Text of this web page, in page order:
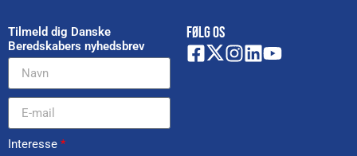
Tilmeld dig Danske
Beredskabers nyhedsbrev
Interesse *
FØLG OS